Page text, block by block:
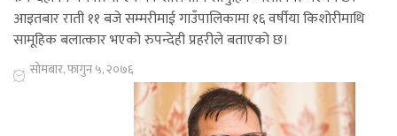
आइतबार राती ११ बजे सम्मरीमाई गाउँपालिकामा १६ वर्षीया किशोरीमाथि
सामूहिक बलात्कार भएको रुपन्देही प्रहरीले बताएको छ।
सोमबार, फागुन ५, २०७६